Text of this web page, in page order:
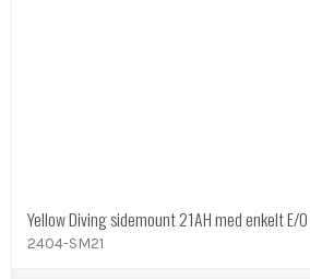
Yellow Diving sidemount 21AH med enkelt E/O
2404-SM21